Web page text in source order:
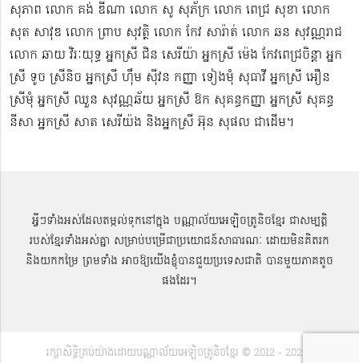
សុភាព លោក គង់ ឌីណា លោក សូ សុភ័ក្រ លោក ពេជ្រ សុខា លោក
សុត​ សាវុឌ លោក ព្រាប សុវត្ថិ លោក កែវ សារ៉ាត់ លោក ឆន សុវណ្ណរាជ
លោក ឆាយ វិរៈយុទ្ធ អ្នកស្រី ជិន សេរីយ៉ា អ្នកស្រី ម៉េង កែវពេជ្រចិន្តា អ្នក
ស្រី ទូច ស្រីនិច អ្នកស្រី ហ៊ឹម ស៊ីវន កញ្ញា​ ទៀងមុំ សុធាវី​​​ អ្នកស្រី អឿន
ស្រីមុំ អ្នកស្រី ឈួន សុវណ្ណឆ័យ អ្នកស្រី ឱក សុគន្ធកញ្ញា អ្នកស្រី សុគន្ធ
នីសា អ្នកស្រី សាត សេរីយ៉ង​ និងអ្នកស្រី​ អ៊ុន សុផល ជាដើម។
អ្វីៗទាំងអស់ដែលតម្កល់ទុកនៅក្នុង បណ្ណាល័យអេឡិចត្រូនិចខ្មែរ ជាសម្បតិ្ត
របស់ខ្មែរទាំងអស់គ្នា សម្រាប់បម្រើជាប្រយោជន៍សាធារណៈ ដោយមិនគិតរក
និងយកកម្រៃ ព្រមទាំង អាចឱ្យយើងខ្ញុំបានជួយប្រទេសជាតិ បានមួយភាគតូច
ផងដែរ។
រក្សាសិទ្ធិគ្រប់យ៉ាងដោយបណ្ណាល័យអេឡិចត្រូនិចខ្មែរ © 2012 - 2022 |